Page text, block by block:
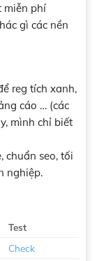
miễn phí
gì các nền
reg tích xanh,
cáo … (các
mình chỉ biết
chuẩn seo, tối
nghiệp.
Test
Check